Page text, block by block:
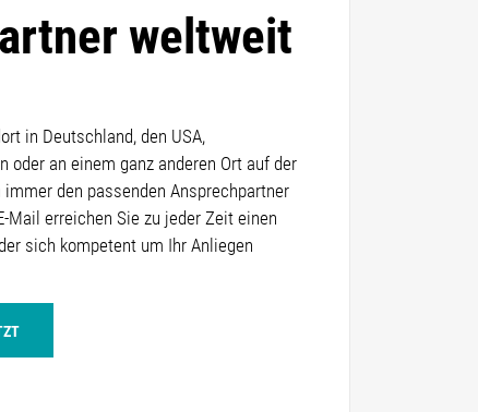
weltweit
in Deutschland, den USA,
oder an einem ganz anderen Ort auf der
den passenden Ansprechpartner
Mail erreichen Sie zu jeder Zeit einen
sich kompetent um Ihr Anliegen